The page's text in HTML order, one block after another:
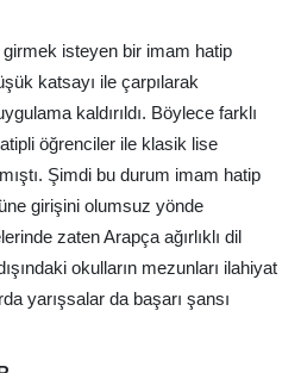
isteyen bir imam hatip
katsayı ile çarpılarak
kaldırıldı. Böylece farklı
öğrenciler ile klasik lise
Şimdi bu durum imam hatip
girişini olumsuz yönde
zaten Arapça ağırlıklı dil
okulların mezunları ilahiyat
yarışsalar da başarı şansı